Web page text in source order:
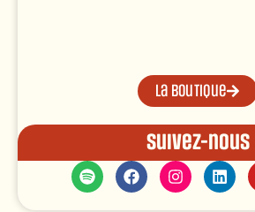
La boutique
Suivez-nous